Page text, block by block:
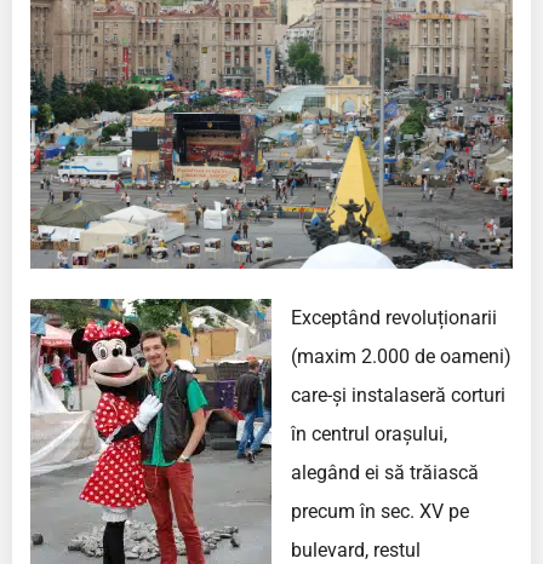
Exceptând revoluționarii
(maxim 2.000 de oameni)
care-și instalaseră corturi
în centrul orașului,
alegând ei să trăiască
precum în sec. XV pe
bulevard, restul